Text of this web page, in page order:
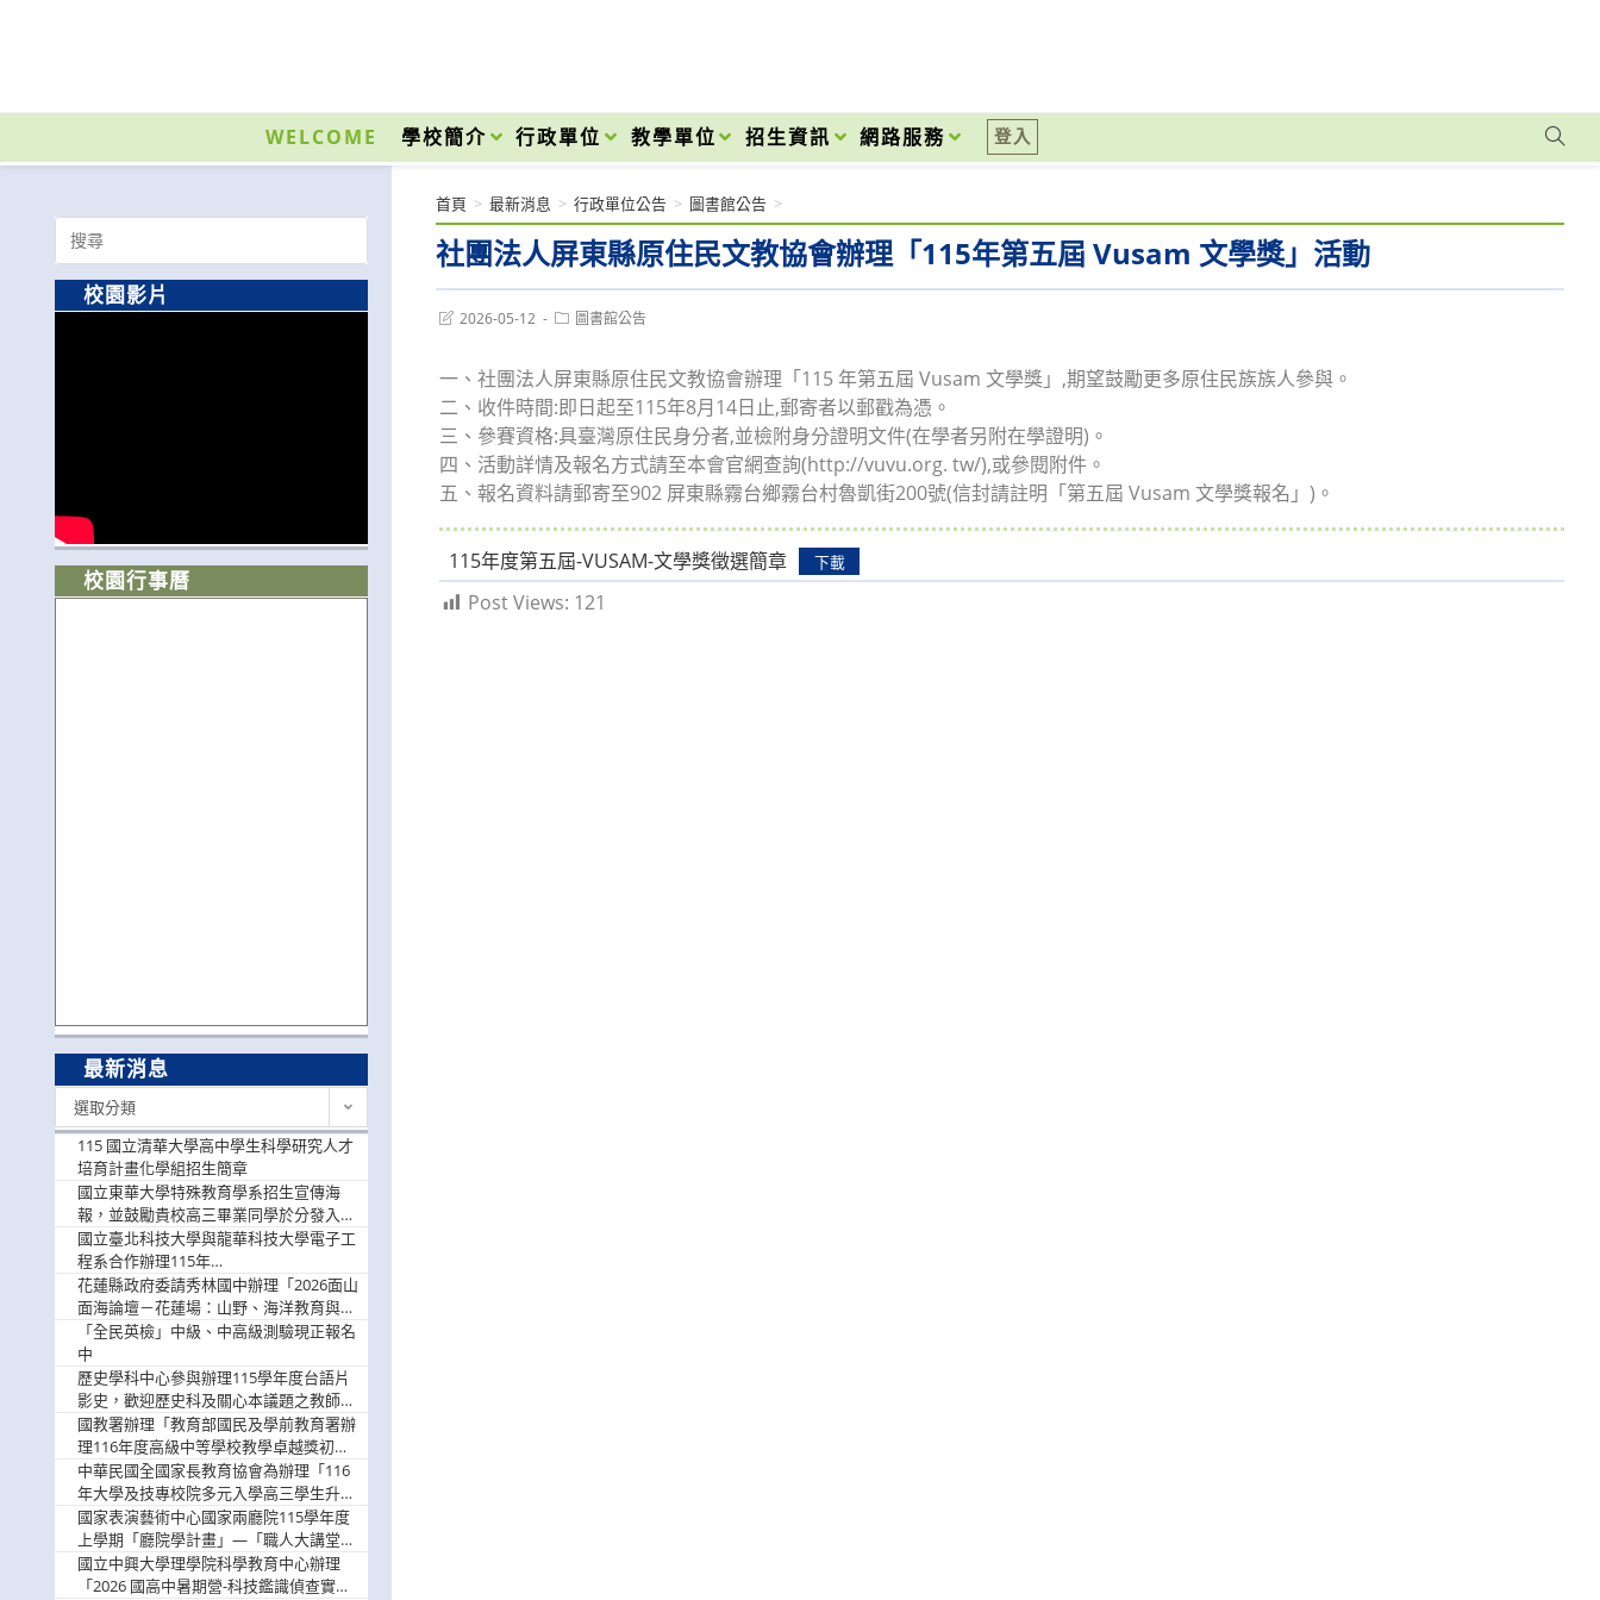
內
WELCOME 學校簡介 行政單位 教學單位 招生資訊 網路服務 登入
社團法人屏東縣原住民文教協會辦理「115年第五屆 Vusam 文學獎」活動
首頁 > 最新消息 > 行政單位公告 > 圖書館公告 >
Post2026-05-12
Post圖書館公告
一、社團法人屏東縣原住民文教協會辦理「115 年第五屆 Vusam 文學獎」,期望鼓勵更多原住民族族人參與。
二、收件時間:即日起至115年8月14日止,郵寄者以郵戳為憑。
三、參賽資格:具臺灣原住民身分者,並檢附身分證明文件(在學者另附在學證明)。
四、活動詳情及報名方式請至本會官網查詢(http://vuvu.org. tw/),或參閱附件。
五、報名資料請郵寄至902 屏東縣霧台鄉霧台村魯凱街200號(信封請註明「第五屆 Vusam 文學獎報名」)。
115年度第五屆-VUSAM-文學獎徵選簡章 下載
Post Views: 121
Search
for:
校園影片
校園行事曆
最新消息
選取分類
115 國立清華大學高中學生科學研究人才
培育計畫化學組招生簡章
國立東華大學特殊教育學系招生宣傳海
報，並鼓勵貴校高三畢業同學於分發入學
階段踴躍選填。
國立臺北科技大學與龍華科技大學電子工
程系合作辦理115年
「115.08.10~08.12「AI賦能應用於智慧半
導體研習營」，歡迎學生踴躍報名參加
花蓮縣政府委請秀林國中辦理「2026面山
面海論壇－花蓮場：山野、海洋教育與戶
外安全實務課程」，歡迎踴躍報名參加
「全民英檢」中級、中高級測驗現正報名
中
歷史學科中心參與辦理115學年度台語片
影史，歡迎歷史科及關心本議題之教師踴
躍報名參加
國教署辦理「教育部國民及學前教育署辦
理116年度高級中等學校教學卓越獎初選
實施計畫」，鼓勵教師踴躍報名
中華民國全國家長教育協會為辦理「116
年大學及技專校院多元入學高三學生升學
輔導家長說明會」
國家表演藝術中心國家兩廳院115學年度
上學期「廳院學計畫」—「職人大講堂」
及「一日體驗課程」，鼓勵踴躍報名參
與。
國立中興大學理學院科學教育中心辦理
「2026 國高中暑期營-科技鑑識偵查實戰